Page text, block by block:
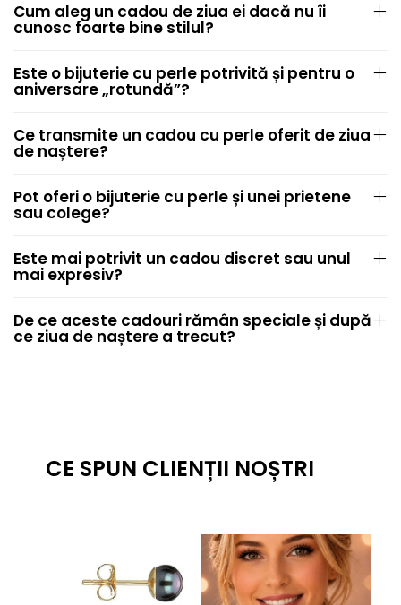
Cum aleg un cadou de ziua ei dacă nu îi
cunosc foarte bine stilul?
Este o bijuterie cu perle potrivită și pentru o
aniversare „rotundă”?
Ce transmite un cadou cu perle oferit de ziua
de naștere?
Pot oferi o bijuterie cu perle și unei prietene
sau colege?
Este mai potrivit un cadou discret sau unul
mai expresiv?
De ce aceste cadouri rămân speciale și după
ce ziua de naștere a trecut?
CE SPUN CLIENȚII NOȘTRI